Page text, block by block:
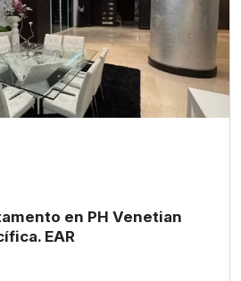
en PH Venetian
EAR